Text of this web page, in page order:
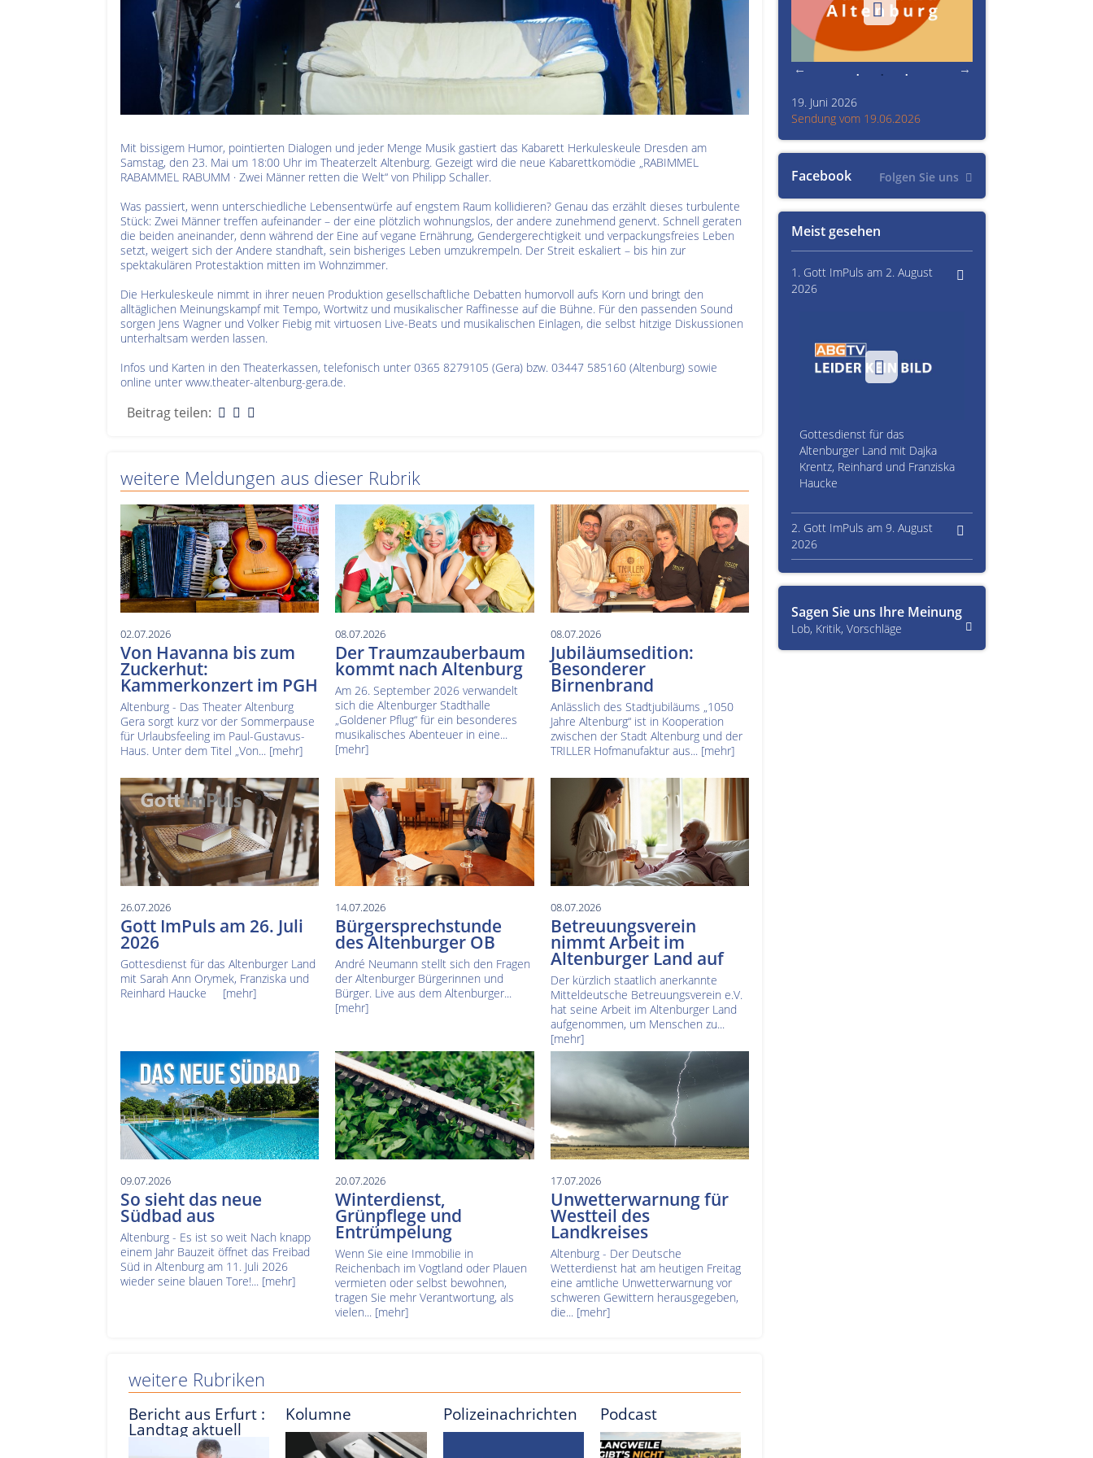
Mit bissigem Humor, pointierten Dialogen und jeder Menge Musik gastiert das Kabarett Herkuleskeule Dresden am
Samstag, den 23. Mai um 18:00 Uhr im Theaterzelt Altenburg. Gezeigt wird die neue Kabarettkomödie „RABIMMEL
RABAMMEL RABUMM · Zwei Männer retten die Welt“ von Philipp Schaller.
Was passiert, wenn unterschiedliche Lebensentwürfe auf engstem Raum kollidieren? Genau das erzählt dieses turbulente
Stück: Zwei Männer treffen aufeinander – der eine plötzlich wohnungslos, der andere zunehmend genervt. Schnell geraten
die beiden aneinander, denn während der Eine auf vegane Ernährung, Gendergerechtigkeit und verpackungsfreies Leben
setzt, weigert sich der Andere standhaft, sein bisheriges Leben umzukrempeln. Der Streit eskaliert – bis hin zur
spektakulären Protestaktion mitten im Wohnzimmer.
Die Herkuleskeule nimmt in ihrer neuen Produktion gesellschaftliche Debatten humorvoll aufs Korn und bringt den
alltäglichen Meinungskampf mit Tempo, Wortwitz und musikalischer Raffinesse auf die Bühne. Für den passenden Sound
sorgen Jens Wagner und Volker Fiebig mit virtuosen Live-Beats und musikalischen Einlagen, die selbst hitzige Diskussionen
unterhaltsam werden lassen.
Infos und Karten in den Theaterkassen, telefonisch unter 0365 8279105 (Gera) bzw. 03447 585160 (Altenburg) sowie
online unter www.theater-altenburg-gera.de.
Beitrag teilen:
weitere Meldungen aus dieser Rubrik
02.07.2026
Von Havanna bis zum
Zuckerhut:
Kammerkonzert im PGH
Altenburg - Das Theater Altenburg
Gera sorgt kurz vor der Sommerpause
für Urlaubsfeeling im Paul-Gustavus-
Haus. Unter dem Titel „Von... [mehr]
08.07.2026
Der Traumzauberbaum
kommt nach Altenburg
Am 26. September 2026 verwandelt
sich die Altenburger Stadthalle
„Goldener Pflug“ für ein besonderes
musikalisches Abenteuer in eine...
[mehr]
08.07.2026
Jubiläumsedition:
Besonderer
Birnenbrand
Anlässlich des Stadtjubiläums „1050
Jahre Altenburg“ ist in Kooperation
zwischen der Stadt Altenburg und der
TRILLER Hofmanufaktur aus... [mehr]
26.07.2026
Gott ImPuls am 26. Juli
2026
Gottesdienst für das Altenburger Land
mit Sarah Ann Orymek, Franziska und
Reinhard Haucke [mehr]
14.07.2026
Bürgersprechstunde
des Altenburger OB
André Neumann stellt sich den Fragen
der Altenburger Bürgerinnen und
Bürger. Live aus dem Altenburger...
[mehr]
08.07.2026
Betreuungsverein
nimmt Arbeit im
Altenburger Land auf
Der kürzlich staatlich anerkannte
Mitteldeutsche Betreuungsverein e.V.
hat seine Arbeit im Altenburger Land
aufgenommen, um Menschen zu...
[mehr]
09.07.2026
So sieht das neue
Südbad aus
Altenburg - Es ist so weit Nach knapp
einem Jahr Bauzeit öffnet das Freibad
Süd in Altenburg am 11. Juli 2026
wieder seine blauen Tore!... [mehr]
20.07.2026
Winterdienst,
Grünpflege und
Entrümpelung
Wenn Sie eine Immobilie in
Reichenbach im Vogtland oder Plauen
vermieten oder selbst bewohnen,
tragen Sie mehr Verantwortung, als
vielen... [mehr]
17.07.2026
Unwetterwarnung für
Westteil des
Landkreises
Altenburg - Der Deutsche
Wetterdienst hat am heutigen Freitag
eine amtliche Unwetterwarnung vor
schweren Gewittern herausgegeben,
die... [mehr]
weitere Rubriken
Bericht aus Erfurt :
Landtag aktuell
Kolumne Polizeinachrichten Podcast
Meist gesehen
1. Gott ImPuls am 2. August
2026
Gottesdienst für das
Altenburger Land mit Dajka
Krentz, Reinhard und Franziska
Haucke
2. Gott ImPuls am 9. August
2026
Facebook Folgen Sie uns
Sendung vom 15.06.2026
Thüringen.TV
Sendung vom 19.06.2026
19. Juni 2026
Sendung vom 19.06.2026
Sagen Sie uns Ihre Meinung
Lob, Kritik, Vorschläge